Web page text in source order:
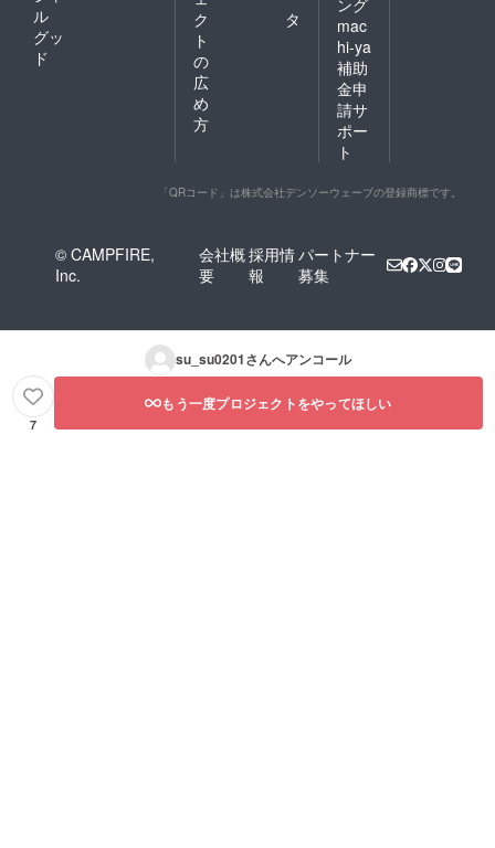
ル
グッ
ド
ク
ト
の
広
め
方
タ
mac
hi-ya
補助
金申
請サ
ポー
ト
「QRコード」は株式会社デンソーウェーブの登録商標です。
© CAMPFIRE,
Inc.
会社概
要
採用情
報
パートナー
募集
su_su0201さんへアンコール
7
もう一度プロジェクトをやってほしい